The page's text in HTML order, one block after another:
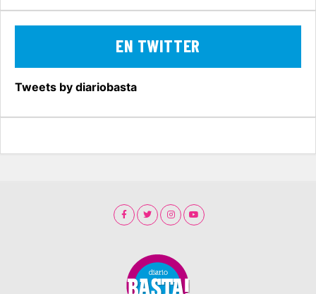
EN TWITTER
Tweets by diariobasta